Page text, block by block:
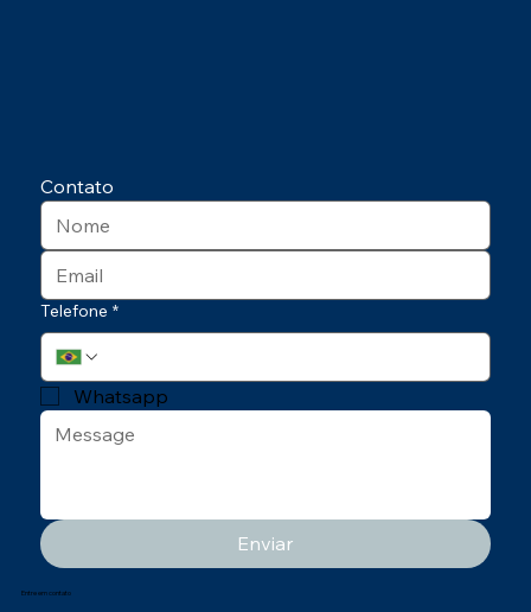
Contato
Telefone *
Whatsapp
Enviar
Entre em contato